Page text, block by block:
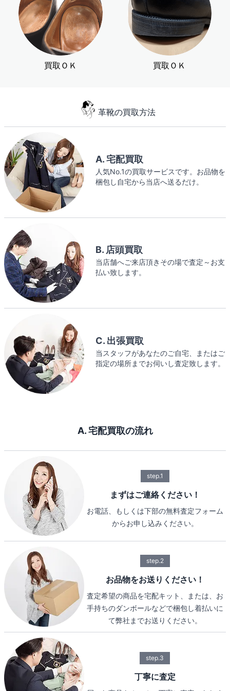
買取ＯＫ 買取ＯＫ
革靴の買取方法
A. 宅配買取
人気No.1の買取サービスです。お品物を
梱包し自宅から当店へ送るだけ。
B. 店頭買取
当店舗へご来店頂きその場で査定～お支
払い致します。
C. 出張買取
当スタッフがあなたのご自宅、またはご
指定の場所までお伺いし査定致します。
A. 宅配買取の流れ
step.1
まずはご連絡ください！
お電話、もしくは下部の無料査定フォーム
からお申し込みください。
step.2
お品物をお送りください！
査定希望の商品を宅配キット、または、お
手持ちのダンボールなどで梱包し着払いに
て弊社までお送りください。
step.3
丁寧に査定